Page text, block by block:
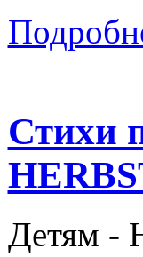
Стихи
Детям -